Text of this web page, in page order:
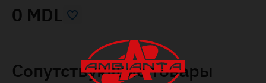
0 MDL
Сопутствующие товары